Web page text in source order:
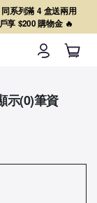
系列滿 4 盒送兩用
享 $200 購物金 🔥
示(0)筆資